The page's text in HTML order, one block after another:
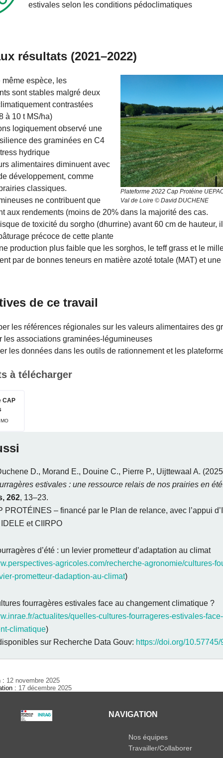
estivales selon les conditions pédoclimatiques
résultats (2021–2022)
Plateforme 2022 Cap Protéine
Val de Loire © David DUCHENE
même espèce, les
sont stables malgré deux
contrastées
à 10 t MS/ha)
logiquement observé une
des graminées en C4
hydrique
alimentaires diminuent avec
développement, comme
classiques.
ne contribuent que
aux rendements (moins de 20% dans la majorité des cas.
de toxicité du sorgho (dhurrine) avant 60 cm de hauteur,
précoce de cette plante
production plus faible que les sorghos, le teff grass et le
par de bonnes teneurs en matière azoté totale (MAT) et
de ce travail
les références régionales sur les valeurs alimentaires des
les associations graminées-légumineuses
les données dans les outils de rationnement et les
à télécharger
CAP
D., Morand E., Douine C., Pierre P., Uijttewaal A.
estivales : une ressource relais de nos prairies en
262, 13–23.
PROTÉINES – financé par le Plan de relance, avec l’appui
et CIIRPO
d’été : un levier prometteur d’adaptation au climat
agricoles.com/recherche-agronomie/cultures-
prometteur-dadaption-au-climat)
fourragères estivales face au changement climatique ?
actualites/quelles-cultures-fourrageres-estivales-
climatique)
sur Recherche Data Gouv: https://doi.org/
: 12 novembre 2025
: 17 décembre 2025
NAVIGATION
Nos équipes
Travailler/Collaborer